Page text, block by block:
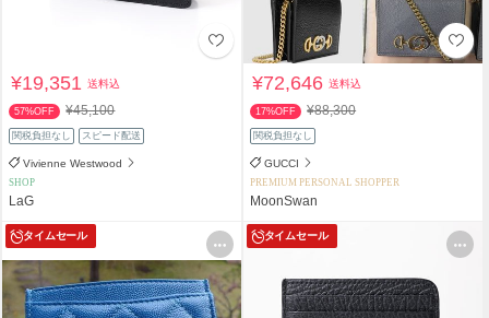
¥19,351送料込
57%OFF ¥45,100
関税負担なし スピード配送
Vivienne Westwood
SHOP
LaG
¥72,646送料込
17%OFF ¥88,300
関税負担なし
GUCCI
PREMIUM PERSONAL SHOPPER
MoonSwan
タイムセール タイムセール